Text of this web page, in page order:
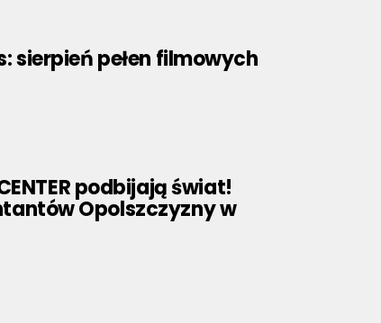
sierpień pełen filmowych
podbijają świat!
Opolszczyzny w